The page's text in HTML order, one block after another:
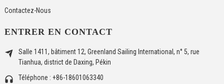
Contactez-Nous
ENTRER EN CONTACT
Salle 1411, bâtiment 12, Greenland Sailing International, n° 5, rue
Tianhua, district de Daxing, Pékin
Téléphone : +86-18601063340